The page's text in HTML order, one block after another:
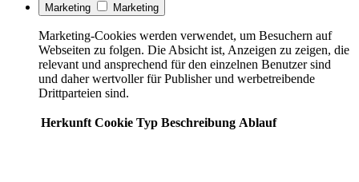
Marketing Marketing
Marketing-Cookies werden verwendet, um Besuchern auf
Webseiten zu folgen. Die Absicht ist, Anzeigen zu zeigen, die
relevant und ansprechend für den einzelnen Benutzer sind
und daher wertvoller für Publisher und werbetreibende
Drittparteien sind.
Herkunft Cookie Typ Beschreibung Ablauf